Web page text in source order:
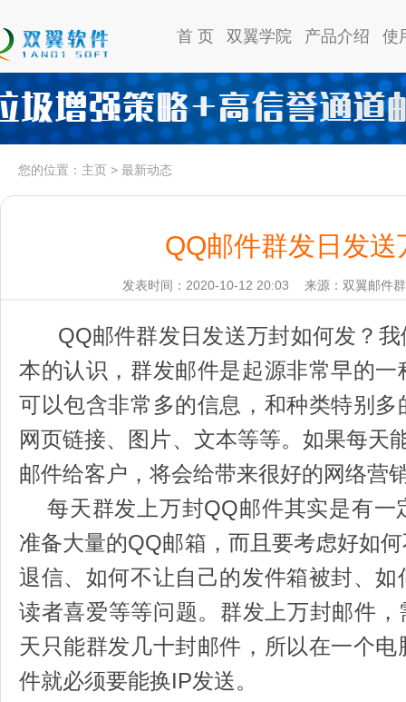
首 页 双翼学院 产品介绍 使
您的位置： 主页 > 最新动态
QQ邮件群发日发送
发表时间：2020-10-12 20:03 来源：双翼邮件
QQ邮件群发日发送万封如何发？
本的认识，群发邮件是起源非常早的
可以包含非常多的信息，和种类特别
网页链接、图片、文本等等。如果每天
邮件给客户，将会给带来很好的网络营
每天群发上万封QQ邮件其实是有一
准备大量的QQ邮箱，而且要考虑好如
退信、如何不让自己的发件箱被封、
读者喜爱等等问题。群发上万封邮件
天只能群发几十封邮件，所以在一个
件就必须要能换IP发送。